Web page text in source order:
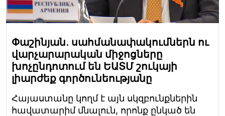
Փաշինյան. սահմանափակումներն ու
վարչարարական միջոցները
խոչընդոտում են ԵԱՏՄ շուկայի
լիարժեք գործունեությանը
Հայաստանը կողմ է այն սկզբունքներին
հավատարիմ մնալուն, որոնք ընկած են